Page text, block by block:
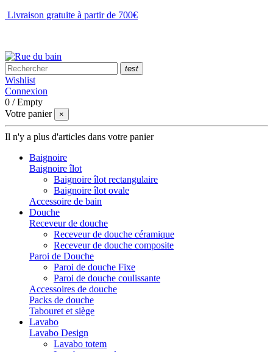
Livraison gratuite à partir de 700€
test
Wishlist
Connexion
0 /Empty
Votre panier
×
Il n'y a plus d'articles dans votre panier
Baignoire
Baignoire îlot
Baignoire îlot rectangulaire
Baignoire îlot ovale
Accessoire de bain
Douche
Receveur de douche
Receveur de douche céramique
Receveur de douche composite
Paroi de Douche
Paroi de douche Fixe
Paroi de douche coulissante
Accessoires de douche
Packs de douche
Tabouret et siège
Lavabo
Lavabo Design
Lavabo totem